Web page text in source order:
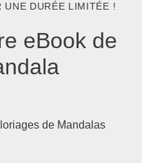
UNE DURÉE LIMITÉE !
eBook de
de Mandalas